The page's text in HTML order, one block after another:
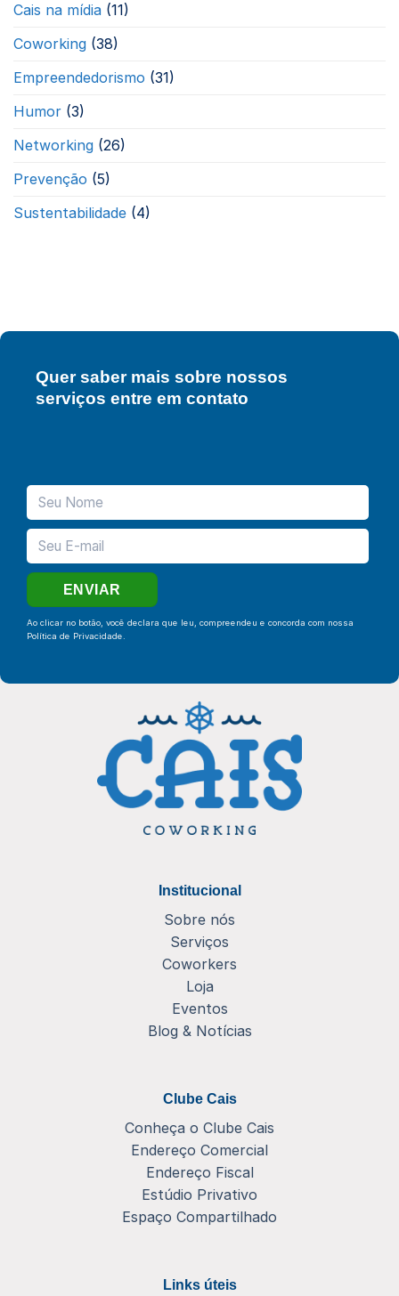
Cais na mídia (11)
Coworking (38)
Empreendedorismo (31)
Humor (3)
Networking (26)
Prevenção (5)
Sustentabilidade (4)
Quer saber mais sobre nossos
serviços entre em contato
Ao clicar no botão, você declara que leu, compreendeu e concorda com nossa
Política de Privacidade
Institucional
Sobre nós
Serviços
Coworkers
Loja
Eventos
Blog & Notícias
Clube Cais
Conheça o Clube Cais
Endereço Comercial
Endereço Fiscal
Estúdio Privativo
Espaço Compartilhado
Links úteis